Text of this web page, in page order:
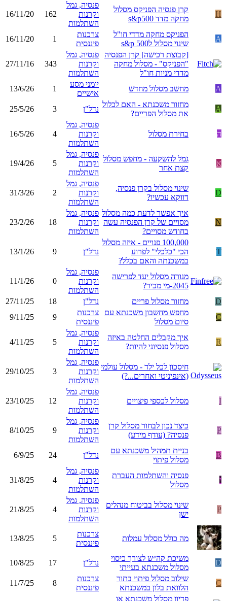
H
קרן פנסיה הפניקס מסלול
מחקה מדד s&p500
פנסיה, גמל
וקרנות
השתלמות
162
16/11/20
A
הפניקס מחקה מדדי חו"ל
שינוי מסלול לs&p 500
צרכנות
פיננסית
1
16/11/20
[קבוצת רכישה] קרן הפנסיה
"הפניקס" - מסלול מחקה
מדדי מניות חו"ל
פנסיה, גמל
וקרנות
השתלמות
343
27/11/16
A מחשב מסלול מחדש
יומני מסע
אישיים
1
13/6/26
A
מחזור משכנתא - האם לכלול
את מסלול הפריים?
נדל"ן 3
25/5/26
ה בחירת מסלול
פנסיה, גמל
וקרנות
השתלמות
4
16/5/26
א
גמל להשקעה - מחפש מסלול
קצת אחר
פנסיה, גמל
וקרנות
השתלמות
5
19/4/26
D
שינוי מסלול בקרן פנסיה,
דווקא עכשיו?
פנסיה, גמל
וקרנות
השתלמות
2
31/3/26
N
איך אפשר לדעת כמה מסלול
מסויים של קרן הפנסיה עשה
בחודש מסויים?
פנסיה, גמל
וקרנות
השתלמות
18
23/2/26
T
100,000 פנויים - איזה מסלול
הכי "כלכלי" לפרוע
במשכנתה והאם בכלל?
נדל"ן 9
13/1/26
מנורה מסלול יעד לפרישה
2045-מי מכיר?
פנסיה, גמל
וקרנות
השתלמות
0
11/1/26
D מחזור מסלול פריים נדל"ן 18
27/11/25
C
מחפש מחשבון משכנתא עם
סיום מסלול
צרכנות
פיננסית
9
9/11/25
R
איך מקבלים החלטה באיזה
מסלול פנסיוני להיות?
פנסיה, גמל
וקרנות
השתלמות
5
4/11/25
חיסכון לכל ילד - מסלול עולמי
(אינפיניטי ואחרים...?)
פנסיה, גמל
וקרנות
השתלמות
3
29/10/25
I מסלול לכספי פיצויים
פנסיה, גמל
וקרנות
השתלמות
12
23/10/25
P
כיצד נכון לבחור מסלול קרן
פנסיה? (עודף מידע)
פנסיה, גמל
וקרנות
השתלמות
9
8/10/25
B
בניית תמהיל משכנתא עם
מסלול פיתוי
נדל"ן 24
6/9/25
י
פנסיה והשתלמות העברת
מסלול
פנסיה, גמל
וקרנות
השתלמות
4
31/8/25
P
שינוי מסלול בביטוח מנהלים
ישן
פנסיה, גמל
וקרנות
השתלמות
4
21/8/25
מה כולל מסלול עמלות
צרכנות
פיננסית
5
13/8/25
D
משיכת קה״ש לצורך כיסוי
מסלול משכנתא בעייתי
נדל"ן 17
10/8/25
C
שילוב מסלול פיתוי בתור
הלוואת בלון במשכנתא
צרכנות
פיננסית
8
11/7/25
פדיון מסלול משכנתא או